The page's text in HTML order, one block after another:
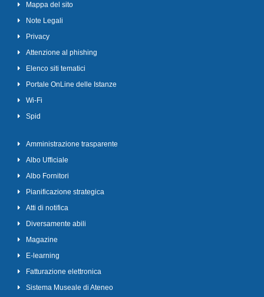
Mappa del sito
Note Legali
Privacy
Attenzione al phishing
Elenco siti tematici
Portale OnLine delle Istanze
Wi-Fi
Spid
Amministrazione trasparente
Albo Ufficiale
Albo Fornitori
Pianificazione strategica
Atti di notifica
Diversamente abili
Magazine
E-learning
Fatturazione elettronica
Sistema Museale di Ateneo